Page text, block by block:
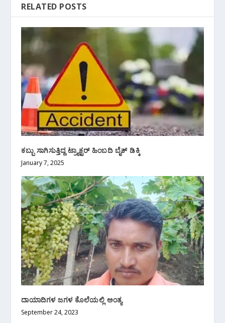
RELATED POSTS
ಕಬ್ಬು ಸಾಗಿಸುತ್ತಿದ್ದ ಟ್ರ್ಯಾಕ್ಟರ್ ಹಿಂಬದಿ ಬೈಕ್ ಡಿಕ್ಕಿ
January 7, 2025
ದಾಯಾದಿಗಳ ಜಗಳ ಕೊಲೆಯಲ್ಲಿ ಅಂತ್ಯ
September 24, 2023